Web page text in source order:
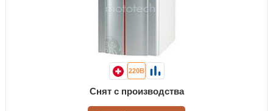
220В
Снят с производства